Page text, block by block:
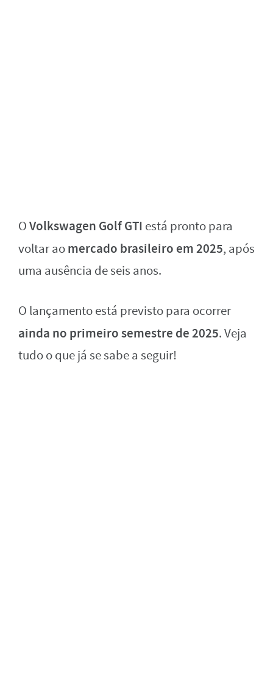
OVolkswagen Golf GTI está pronto para
voltar aomercado brasileiro em 2025, após
uma ausência de seis anos.
O lançamento está previsto para ocorrer
ainda no primeiro semestre de 2025. Veja
tudo o que já se sabe a seguir!